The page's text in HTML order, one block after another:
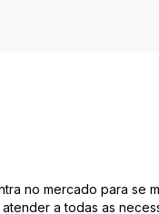
no mercado para se
a todas as